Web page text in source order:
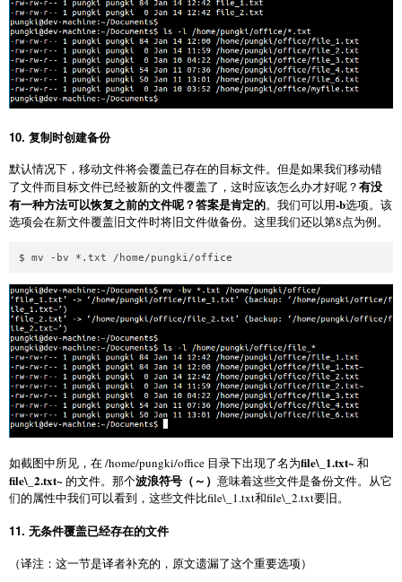
10. 复制时创建备份
默认情况下，移动文件将会覆盖已存在的目标文件。但是如果我们移动错
了文件而目标文件已经被新的文件覆盖了，这时应该怎么办才好呢？有没
有一种方法可以恢复之前的文件呢？答案是肯定的。我们可以用-b选项。该
选项会在新文件覆盖旧文件时将旧文件做备份。这里我们还以第8点为例。
如截图中所见，在 /home/pungki/office 目录下出现了名为file\_1.txt~ 和
file\_2.txt~ 的文件。那个波浪符号（～） 意味着这些文件是备份文件。从它
们的属性中我们可以看到，这些文件比file\_1.txt和file\_2.txt要旧。
11. 无条件覆盖已经存在的文件
（译注：这一节是译者补充的，原文遗漏了这个重要选项）